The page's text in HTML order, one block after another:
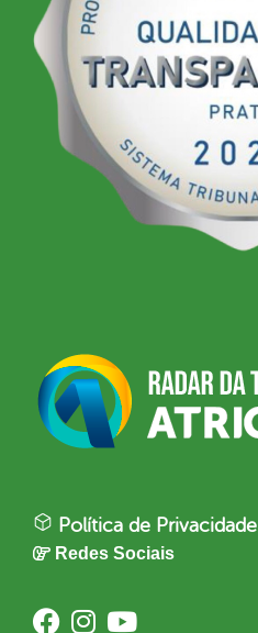
Política de Privacidade
Redes Sociais